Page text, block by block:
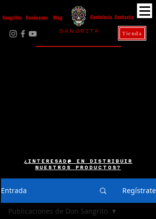
Sangritas Conócenos Contacto
Blog Coctelería
Tienda
S A N G R I T A
¿INTERESAD@ EN DISTRIBUIR
NUESTROS PRODUCTOS?
Entrada Regístrate
Publicaciones de Don Sangrito